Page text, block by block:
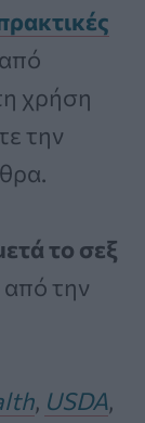
χρήση
την
το σεξ
από την
, USDA,